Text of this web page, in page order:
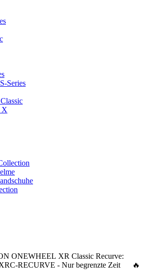
Series
X
ONEWHEEL XR Classic Recurve:
RECURVE - Nur begrenzte Zeit 🔥